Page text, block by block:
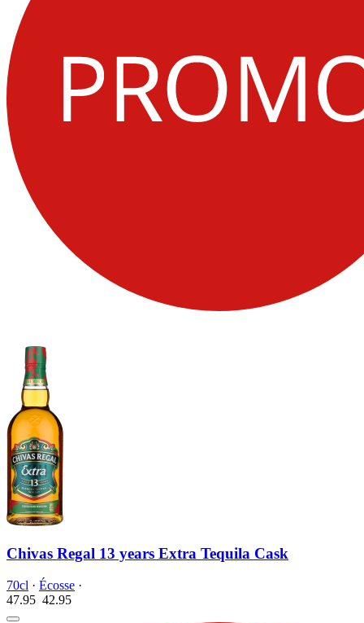
Chivas Regal 13 years Extra Tequila Cask
70cl · Écosse ·
47.95 42.95